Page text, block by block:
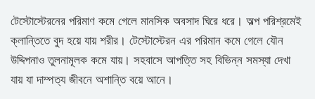
টেস্টোস্টেরনের পরিমাণ কমে গেলে মানসিক অবসাদ ঘিরে ধরে। অল্প পরিশ্রমেই
ক্লান্তিতে বুদ হয়ে যায় শরীর। টেস্টোস্টেরন এর পরিমান কমে গেলে যৌন
উদ্দিপনাও তুলনামূলক কমে যায়। সহবাসে আপত্তি সহ বিভিন্ন সমস্যা দেখা
যায় যা দাম্পত্য জীবনে অশান্তি বয়ে আনে।